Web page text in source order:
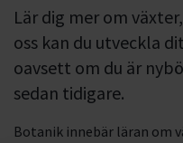
Lär dig mer om
oss kan du utveckla
oavsett om du är
sedan tidigare.
Botanik innebär läran om